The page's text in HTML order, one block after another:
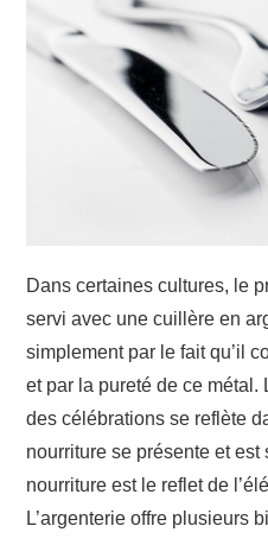
Dans certaines cultures, le
servi avec une cuillère en
simplement par le fait qu’il
et par la pureté de ce
des célébrations se reflète
nourriture se présente et est
nourriture est le reflet de
L’argenterie offre plusieurs